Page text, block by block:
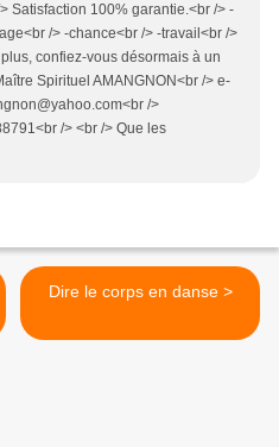
Satisfaction 100% garantie.<br /> -
/> -chance<br /> -travail<br />
confiez-vous désormais à un
Spirituel AMANGNON<br /> e-
/>
/> <br /> Que les
Dire le corps en danse >